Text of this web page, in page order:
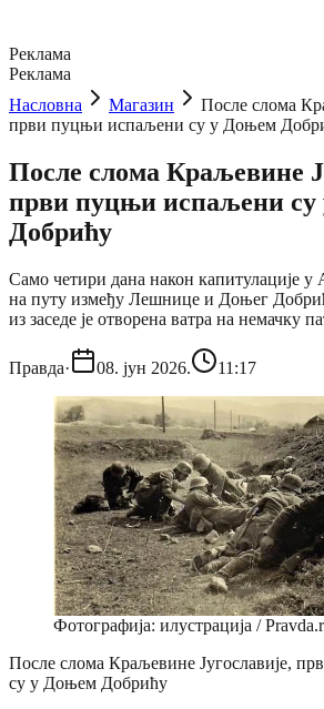
Реклама
Реклама
Насловна
Магазин
После слома
први пуцњи испаљени су у Доњем
После слома Краљевине
први пуцњи испаљени
Добрићу
Само четири дана након капитулације у
на путу између Лешнице и Доњег
из заседе је отворена ватра на немачку
Правда· 08. јун 2026. 11:17
Фотографија: илустрација /
После слома Краљевине Југославије,
су у Доњем Добрићу